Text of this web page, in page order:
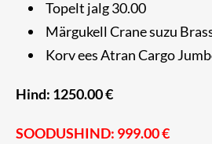
Topelt jalg 30.00
Märgukell Crane suzu
Korv ees Atran Cargo
Hind: 1250.00 €
SOODUSHIND: 999.00 €